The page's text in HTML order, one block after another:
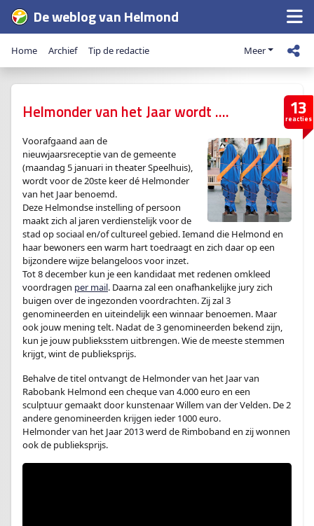
De weblog van Helmond
Home Archief Tip de redactie Meer
13
reacties
Helmonder van het Jaar wordt ….
Voorafgaand aan de
nieuwjaarsreceptie van de gemeente
(maandag 5 januari in theater Speelhuis),
wordt voor de 20ste keer dé Helmonder
van het Jaar benoemd.
Deze Helmondse instelling of persoon
maakt zich al jaren verdienstelijk voor de
stad op sociaal en/of cultureel gebied. Iemand die Helmond en
haar bewoners een warm hart toedraagt en zich daar op een
bijzondere wijze belangeloos voor inzet.
Tot 8 december kun je een kandidaat met redenen omkleed
voordragen per mail. Daarna zal een onafhankelijke jury zich
buigen over de ingezonden voordrachten. Zij zal 3
genomineerden en uiteindelijk een winnaar benoemen. Maar
ook jouw mening telt. Nadat de 3 genomineerden bekend zijn,
kun je jouw publieksstem uitbrengen. Wie de meeste stemmen
krijgt, wint de publieksprijs.
Behalve de titel ontvangt de Helmonder van het Jaar van
Rabobank Helmond een cheque van 4.000 euro en een
sculptuur gemaakt door kunstenaar Willem van der Velden. De 2
andere genomineerden krijgen ieder 1000 euro.
Helmonder van het Jaar 2013 werd de Rimboband en zij wonnen
ook de publieksprijs.